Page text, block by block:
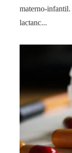
materno-infantil.
lactanc...